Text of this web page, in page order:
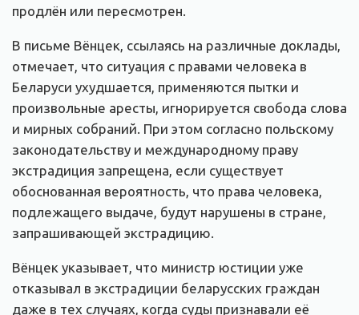
продлён или пересмотрен.
В письме Вёнцек, ссылаясь на различные доклады,
отмечает, что ситуация с правами человека в
Беларуси ухудшается, применяются пытки и
произвольные аресты, игнорируется свобода слова
и мирных собраний. При этом согласно польскому
законодательству и международному праву
экстрадиция запрещена, если существует
обоснованная вероятность, что права человека,
подлежащего выдаче, будут нарушены в стране,
запрашивающей экстрадицию.
Вёнцек указывает, что министр юстиции уже
отказывал в экстрадиции беларусских граждан
даже в тех случаях, когда суды признавали её